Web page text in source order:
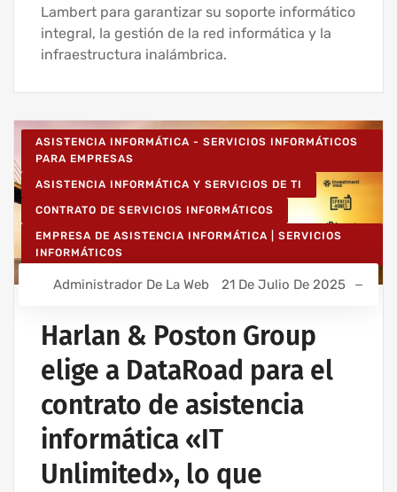
Lambert para garantizar su soporte informático
integral, la gestión de la red informática y la
infraestructura inalámbrica.
ASISTENCIA INFORMÁTICA - SERVICIOS INFORMÁTICOS
PARA EMPRESAS
ASISTENCIA INFORMÁTICA Y SERVICIOS DE TI
CONTRATO DE SERVICIOS INFORMÁTICOS
EMPRESA DE ASISTENCIA INFORMÁTICA | SERVICIOS
INFORMÁTICOS
IT UNLIMITED - SERVICIOS INFORMÁTICOS
Administrador De La Web 21 De Julio De 2025
Harlan & Poston Group
elige a DataRoad para el
contrato de asistencia
informática «IT
Unlimited», lo que